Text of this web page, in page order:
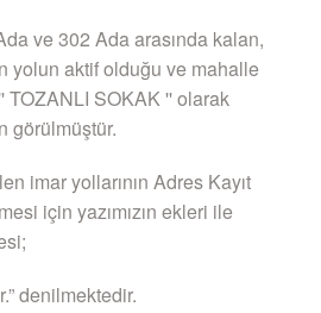
ve 302 Ada arasında kalan,
yolun aktif olduğu ve mahalle
SOKAK '' olarak
görülmüştür.
imar yollarının Adres Kayıt
için yazımızın ekleri ile
denilmektedir.